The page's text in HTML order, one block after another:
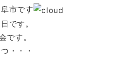
市です
です。
です。
・・・